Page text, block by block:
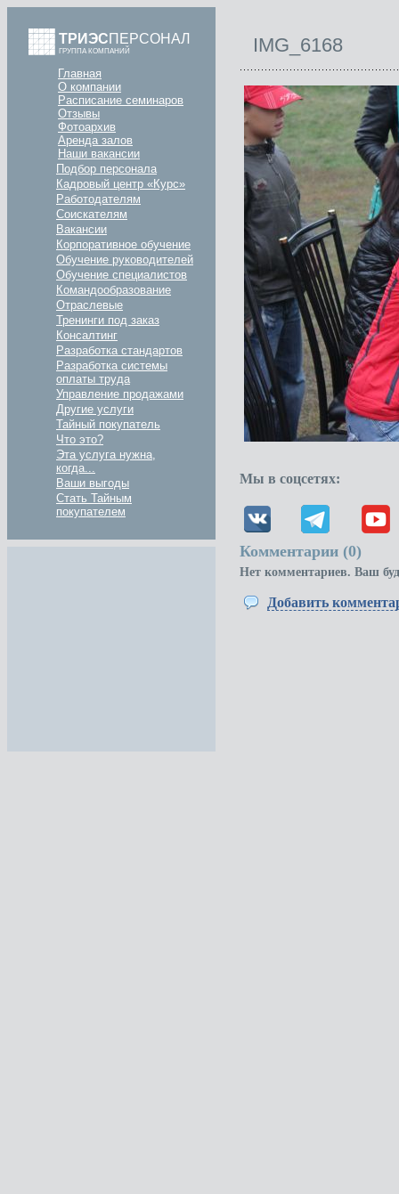
ТРИЭСПЕРСОНАЛ
ГРУППА КОМПАНИЙ
Главная
О компании
Расписание семинаров
Отзывы
Фотоархив
Аренда залов
Наши вакансии
Подбор персонала
Кадровый центр «Курс»
Работодателям
Соискателям
Вакансии
Корпоративное обучение
Обучение руководителей
Обучение специалистов
Командообразование
Отраслевые
Тренинги под заказ
Консалтинг
Разработка стандартов
Разработка системы
оплаты труда
Управление продажами
Другие услуги
Тайный покупатель
Что это?
Эта услуга нужна,
когда...
Ваши выгоды
Стать Тайным
покупателем
IMG_6168
Мы в соцсетях:
Комментарии (0)
Нет комментариев. Ваш
Добавить